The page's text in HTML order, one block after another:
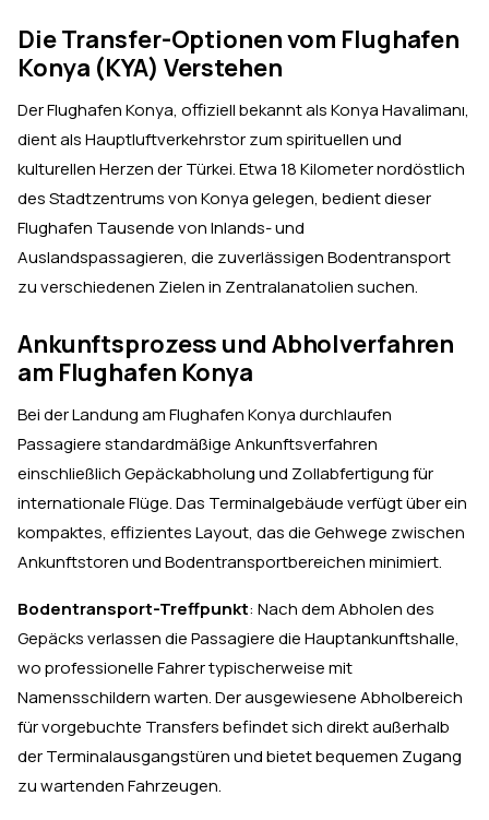
Die Transfer-Optionen vom Flughafen
Konya (KYA) Verstehen
Der Flughafen Konya, offiziell bekannt als Konya Havalimanı,
dient als Hauptluftverkehrstor zum spirituellen und
kulturellen Herzen der Türkei. Etwa 18 Kilometer nordöstlich
des Stadtzentrums von Konya gelegen, bedient dieser
Flughafen Tausende von Inlands- und
Auslandspassagieren, die zuverlässigen Bodentransport
zu verschiedenen Zielen in Zentralanatolien suchen.
Ankunftsprozess und Abholverfahren
am Flughafen Konya
Bei der Landung am Flughafen Konya durchlaufen
Passagiere standardmäßige Ankunftsverfahren
einschließlich Gepäckabholung und Zollabfertigung für
internationale Flüge. Das Terminalgebäude verfügt über ein
kompaktes, effizientes Layout, das die Gehwege zwischen
Ankunftstoren und Bodentransportbereichen minimiert.
Bodentransport-Treffpunkt: Nach dem Abholen des
Gepäcks verlassen die Passagiere die Hauptankunftshalle,
wo professionelle Fahrer typischerweise mit
Namensschildern warten. Der ausgewiesene Abholbereich
für vorgebuchte Transfers befindet sich direkt außerhalb
der Terminalausgangstüren und bietet bequemen Zugang
zu wartenden Fahrzeugen.